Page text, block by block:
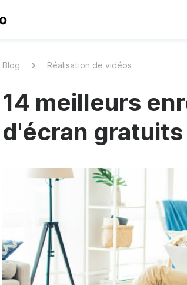
Blog Réalisation de vidéos
14 meilleurs
d'écran